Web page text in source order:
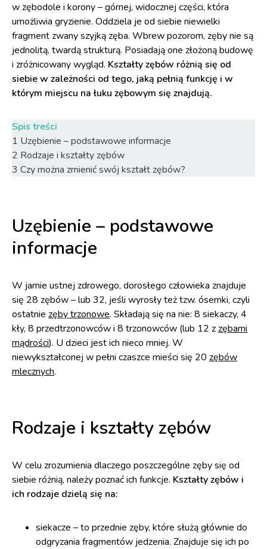
w zębodole i korony – górnej, widocznej części, która
umożliwia gryzienie. Oddziela je od siebie niewielki
fragment zwany szyjką zęba. Wbrew pozorom, zęby nie są
jednolitą, twardą strukturą. Posiadają one złożoną budowę
i zróżnicowany wygląd. Kształty zębów różnią się od
siebie w zależności od tego, jaką pełnią funkcję i w
którym miejscu na łuku zębowym się znajdują.
Spis treści
1 Uzębienie – podstawowe informacje
2 Rodzaje i kształty zębów
3 Czy można zmienić swój kształt zębów?
Uzębienie – podstawowe
informacje
W jamie ustnej zdrowego, dorosłego człowieka znajduje
się 28 zębów – lub 32, jeśli wyrosły też tzw. ósemki, czyli
ostatnie zęby trzonowe. Składają się na nie: 8 siekaczy, 4
kły, 8 przedtrzonowców i 8 trzonowców (lub 12 zzębami
mądrości). U dzieci jest ich nieco mniej. W
niewykształconej w pełni czaszce mieści się 20 zębów
mlecznych.
Rodzaje i kształty zębów
W celu zrozumienia dlaczego poszczególne zęby się od
siebie różnią, należy poznać ich funkcje. Kształty zębów i
ich rodzaje dzielą się na:
siekacze – to przednie zęby, które służą głównie do
odgryzania fragmentów jedzenia. Znajduje się ich po